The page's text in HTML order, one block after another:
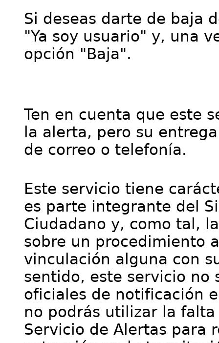
Si deseas darte de baja
"Ya soy usuario" y, una
opción "Baja".
Ten en cuenta que este
la alerta, pero su
de correo o telefonía.
Este servicio tiene
es parte integrante del
Ciudadano y, como tal,
sobre un procedimiento
vinculación alguna con
sentido, este servicio no
oficiales de notificación
no podrás utilizar la
Servicio de Alertas para